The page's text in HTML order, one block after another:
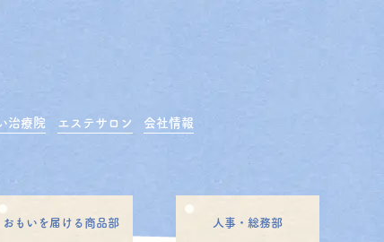
治療院 エステサロン 会社情報
おもいを届ける商品部 人事・総務部